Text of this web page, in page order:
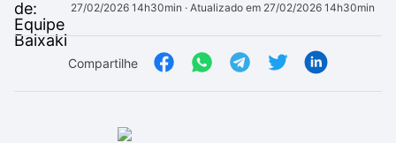
Imagem
Rede social
Simuladores
Esportes
27/02/2026 14h30min · Atualizado em 27/02/2026 14h30min
Compartilhe